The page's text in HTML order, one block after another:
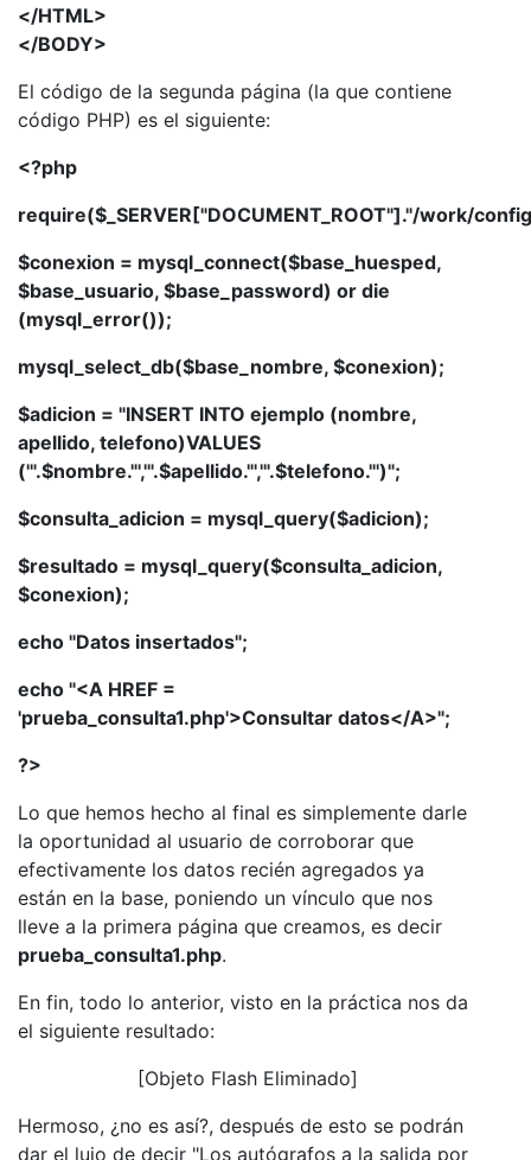
</HTML>
</BODY>
El código de la segunda página (la que contiene
código PHP) es el siguiente:
<?php
require($_SERVER["DOCUMENT_ROOT"]."/work/
$conexion = mysql_connect($base_huesped,
$base_usuario, $base_password) or die
(mysql_error());
mysql_select_db($base_nombre, $conexion);
$adicion = "INSERT INTO ejemplo (nombre,
apellido, telefono)VALUES
('".$nombre."','".$apellido."','".$telefono."')";
$consulta_adicion = mysql_query($adicion);
$resultado = mysql_query($consulta_adicion,
$conexion);
echo "Datos insertados";
echo "<A HREF =
'prueba_consulta1.php'>Consultar datos</A>";
?>
Lo que hemos hecho al final es simplemente darle
la oportunidad al usuario de corroborar que
efectivamente los datos recién agregados ya
están en la base, poniendo un vínculo que nos
lleve a la primera página que creamos, es decir
prueba_consulta1.php.
En fin, todo lo anterior, visto en la práctica nos da
el siguiente resultado:
[Objeto Flash Eliminado]
Hermoso, ¿no es así?, después de esto se podrán
dar el lujo de decir "Los autógrafos a la salida por